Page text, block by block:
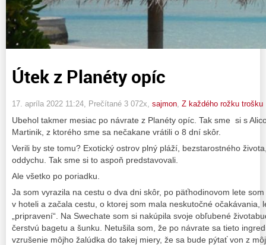
Komerčné blogy
Útek z Planéty opíc
17. apríla 2022 11:24 , Prečítané 3 072x, sajmon Z každého rožku trošku
Ubehol takmer mesiac po návrate z Planéty opíc. Tak sme si s
Martinik, z ktorého sme sa nečakane vrátili o 8 dní skôr.
Verili by ste tomu? Exotický ostrov plný pláží, bezstarostného
oddychu. Tak sme si to aspoň predstavovali.
Ale všetko po poriadku.
Ja som vyrazila na cestu o dva dni skôr, po päťhodinovom lete
v hoteli a začala cestu, o ktorej som mala neskutočné očakávania,
„pripravení“. Na Swechate som si nakúpila svoje obľubené
čerstvú bagetu a šunku. Netušila som, že po návrate sa tieto
vzrušenie môjho žalúdka do takej miery, že sa bude pýtať von z